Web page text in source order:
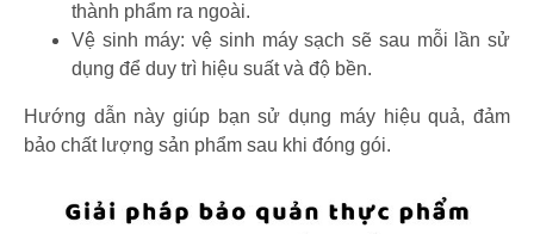
thành phẩm ra ngoài.
Vệ sinh máy: vệ sinh máy sạch sẽ sau mỗi lần sử
dụng để duy trì hiệu suất và độ bền.
Hướng dẫn này giúp bạn sử dụng máy hiệu quả, đảm
bảo chất lượng sản phẩm sau khi đóng gói.